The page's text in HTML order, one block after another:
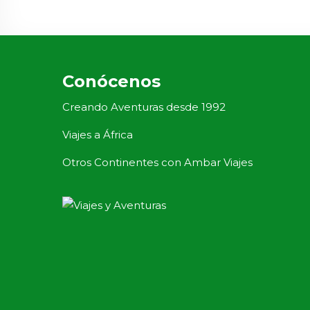
Conócenos
Creando Aventuras desde 1992
Viajes a África
Otros Continentes con Ambar Viajes